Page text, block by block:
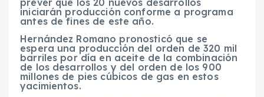
prever que los 20 nuevos desarrollos
iniciarán producción conforme a programa
antes de fines de este año.
Hernández Romano pronosticó que se
espera una producción del orden de 320 mil
barriles por día en aceite de la combinación
de los desarrollos y del orden de los 900
millones de pies cúbicos de gas en estos
yacimientos.